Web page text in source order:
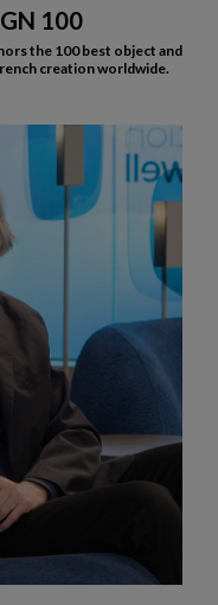
100
the 100 best object and
creation worldwide.